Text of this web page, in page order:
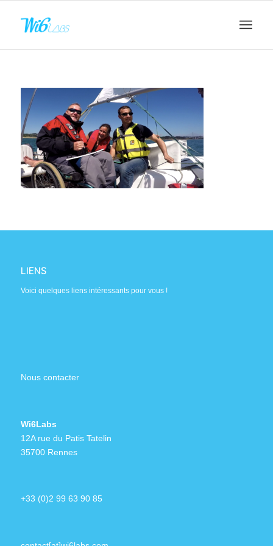
LIENS
Voici quelques liens intéressants pour vous !
Nous contacter
Wi6Labs
12A rue du Patis Tatelin
35700 Rennes
+33 (0)2 99 63 90 85